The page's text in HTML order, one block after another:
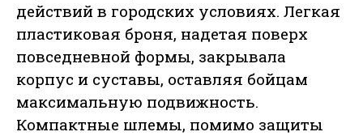
действий в городских условиях. Легкая
пластиковая броня, надетая поверх
повседневной формы, закрывала
корпус и суставы, оставляя бойцам
максимальную подвижность.
Компактные шлемы, помимо защиты